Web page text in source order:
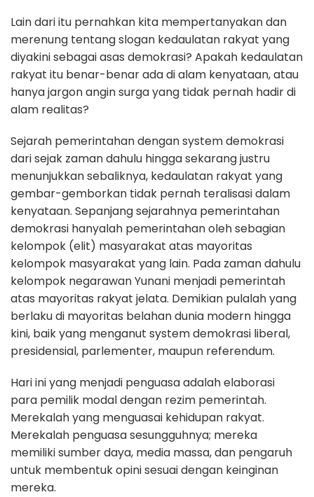
Lain dari itu pernahkan kita mempertanyakan dan
merenung tentang slogan kedaulatan rakyat yang
diyakini sebagai asas demokrasi? Apakah kedaulatan
rakyat itu benar-benar ada di alam kenyataan, atau
hanya jargon angin surga yang tidak pernah hadir di
alam realitas?
Sejarah pemerintahan dengan system demokrasi
dari sejak zaman dahulu hingga sekarang justru
menunjukkan sebaliknya, kedaulatan rakyat yang
gembar-gemborkan tidak pernah teralisasi dalam
kenyataan. Sepanjang sejarahnya pemerintahan
demokrasi hanyalah pemerintahan oleh sebagian
kelompok (elit) masyarakat atas mayoritas
kelompok masyarakat yang lain. Pada zaman dahulu
kelompok negarawan Yunani menjadi pemerintah
atas mayoritas rakyat jelata. Demikian pulalah yang
berlaku di mayoritas belahan dunia modern hingga
kini, baik yang menganut system demokrasi liberal,
presidensial, parlementer, maupun referendum.
Hari ini yang menjadi penguasa adalah elaborasi
para pemilik modal dengan rezim pemerintah.
Merekalah yang menguasai kehidupan rakyat.
Merekalah penguasa sesungguhnya; mereka
memiliki sumber daya, media massa, dan pengaruh
untuk membentuk opini sesuai dengan keinginan
mereka.